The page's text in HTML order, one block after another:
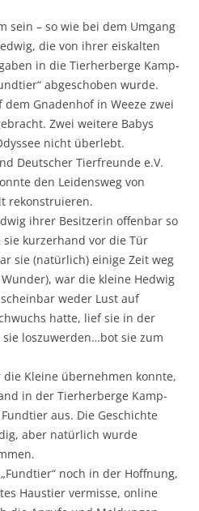
sein – so wie bei dem Umgang
die von ihrer eiskalten
in die Tierherberge Kamp-
abgeschoben wurde.
Gnadenhof in Weeze zwei
Zwei weitere Babys
nicht überlebt.
Deutscher Tierfreunde e.V.
den Leidensweg von
rekonstruieren.
ihrer Besitzerin offenbar so
kurzerhand vor die Tür
sie (natürlich) einige Zeit weg
war die kleine Hedwig
weder Lust auf
hatte, lief sie in der
loszuwerden…bot sie zum
Kleine übernehmen konnte,
in der Tierherberge Kamp-
aus. Die Geschichte
aber natürlich wurde
noch in der Hoffnung,
Haustier vermisse, online